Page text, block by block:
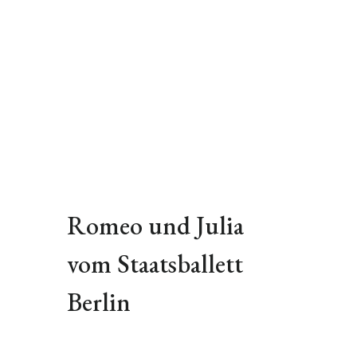
Romeo und Julia
vom Staatsballett
Berlin